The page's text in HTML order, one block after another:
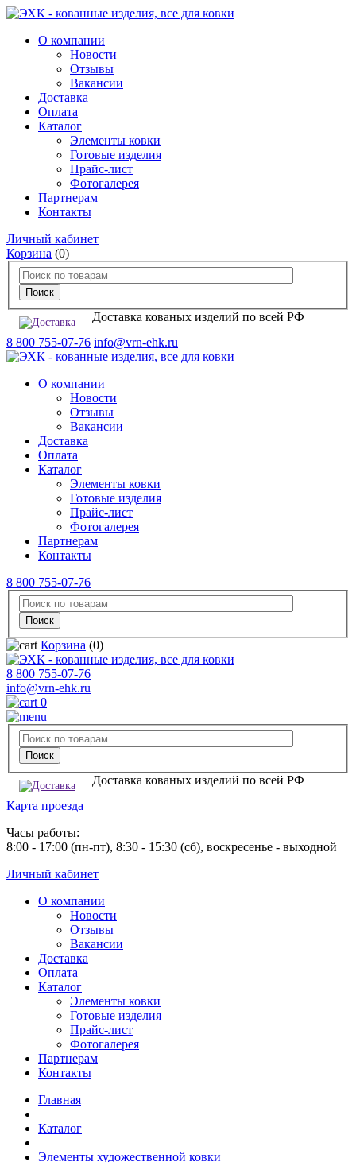
О компании
Новости
Отзывы
Вакансии
Доставка
Оплата
Каталог
Элементы ковки
Готовые изделия
Прайс-лист
Фотогалерея
Партнерам
Контакты
Личный кабинет
Корзина (0)
Доставка кованых изделий по всей РФ
8 800 755-07-76 info@vrn-ehk.ru
О компании
Новости
Отзывы
Вакансии
Доставка
Оплата
Каталог
Элементы ковки
Готовые изделия
Прайс-лист
Фотогалерея
Партнерам
Контакты
8 800 755-07-76
Корзина (0)
8 800 755-07-76
info@vrn-ehk.ru
0
Доставка кованых изделий по всей РФ
Карта проезда
Часы работы:
8:00 - 17:00 (пн-пт), 8:30 - 15:30 (сб), воскресенье - выходной
Личный кабинет
О компании
Новости
Отзывы
Вакансии
Доставка
Оплата
Каталог
Элементы ковки
Готовые изделия
Прайс-лист
Фотогалерея
Партнерам
Контакты
Главная
Каталог
Элементы художественной ковки